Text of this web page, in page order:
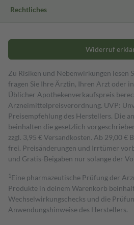
Rechtliches
Widerruf
Zu Risiken und Nebenwirkungen lesen
fragen Sie Ihre Ärztin, Ihren Arzt oder
Üblicher Apothekenverkaufspreis
Arzneimittelpreisverordnung. UVP:
Preisempfehlung des Herstellers. Die
beinhalten die gesetzlich
zzgl. 3,95 € Versandkosten. Ab 29,00
frei. Preisänderungen und Irrtümer
und Gratis-Beigaben nur solange der
1 Eine pharmazeutische Prüfung der
Produkte in deinem Warenkorb
Wechselwirkungschecks und die
Anwendungshinweise des Herstellers.